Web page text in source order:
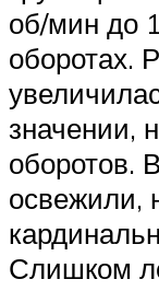
об/мин до
оборотах.
значении,
оборотов.
освежили,
Слишком